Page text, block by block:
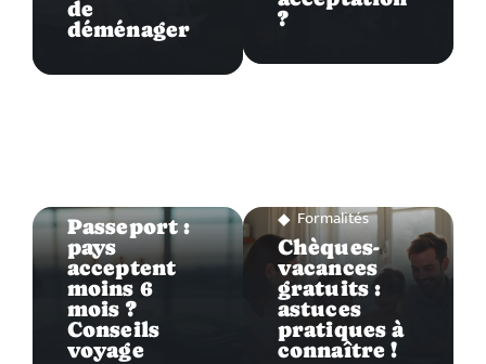
de
déménager
Passeport :
pays
acceptent
moins 6
mois ?
Conseils
voyage
?
Formalités
Chèques-
vacances
gratuits :
astuces
pratiques à
connaître !